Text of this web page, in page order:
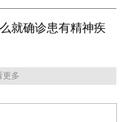
就确诊患有精神疾
更多